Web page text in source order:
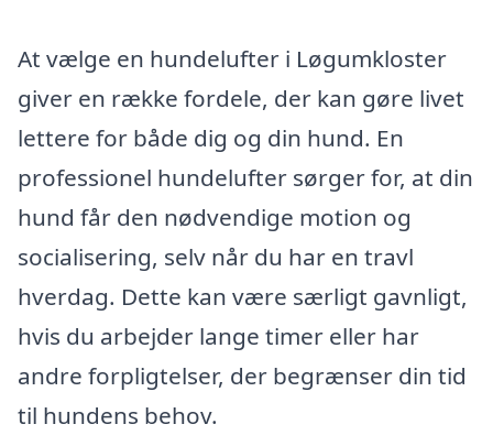
At vælge en hundelufter i Løgumkloster
giver en række fordele, der kan gøre livet
lettere for både dig og din hund. En
professionel hundelufter sørger for, at din
hund får den nødvendige motion og
socialisering, selv når du har en travl
hverdag. Dette kan være særligt gavnligt,
hvis du arbejder lange timer eller har
andre forpligtelser, der begrænser din tid
til hundens behov.